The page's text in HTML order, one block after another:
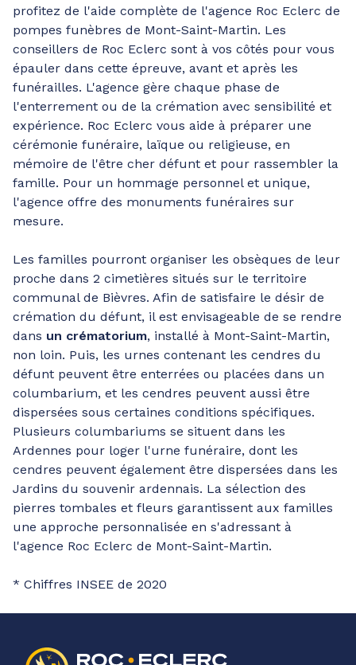
profitez de l'aide complète de l'agence Roc Eclerc de
pompes funèbres de Mont-Saint-Martin. Les
conseillers de Roc Eclerc sont à vos côtés pour vous
épauler dans cette épreuve, avant et après les
funérailles. L'agence gère chaque phase de
l'enterrement ou de la crémation avec sensibilité et
expérience. Roc Eclerc vous aide à préparer une
cérémonie funéraire, laïque ou religieuse, en
mémoire de l'être cher défunt et pour rassembler la
famille. Pour un hommage personnel et unique,
l'agence offre des monuments funéraires sur
mesure.
Les familles pourront organiser les obsèques de leur
proche dans 2 cimetières situés sur le territoire
communal de Bièvres. Afin de satisfaire le désir de
crémation du défunt, il est envisageable de se rendre
dans un crématorium, installé à Mont-Saint-Martin,
non loin. Puis, les urnes contenant les cendres du
défunt peuvent être enterrées ou placées dans un
columbarium, et les cendres peuvent aussi être
dispersées sous certaines conditions spécifiques.
Plusieurs columbariums se situent dans les
Ardennes pour loger l'urne funéraire, dont les
cendres peuvent également être dispersées dans les
Jardins du souvenir ardennais. La sélection des
pierres tombales et fleurs garantissent aux familles
une approche personnalisée en s'adressant à
l'agence Roc Eclerc de Mont-Saint-Martin.
* Chiffres INSEE de 2020